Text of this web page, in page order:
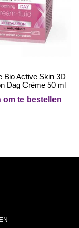
Bio Active Skin 3D
Dag Crème 50 ml
om te bestellen